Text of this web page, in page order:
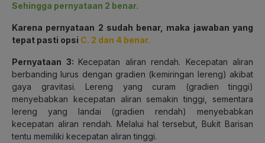
Sehingga pernyataan 2 benar.
Karena pernyataan 2 sudah benar, maka jawaban yang
tepat pasti opsi C. 2 dan 4 benar.
Pernyataan 3: Kecepatan aliran rendah. Kecepatan aliran
berbanding lurus dengan gradien (kemiringan lereng) akibat
gaya gravitasi. Lereng yang curam (gradien tinggi)
menyebabkan kecepatan aliran semakin tinggi, sementara
lereng yang landai (gradien rendah) menyebabkan
kecepatan aliran rendah. Melalui hal tersebut, Bukit Barisan
tentu memiliki kecepatan aliran tinggi.